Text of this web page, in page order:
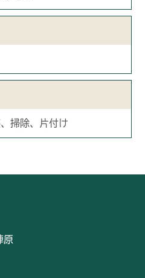
掃除、片付け
原